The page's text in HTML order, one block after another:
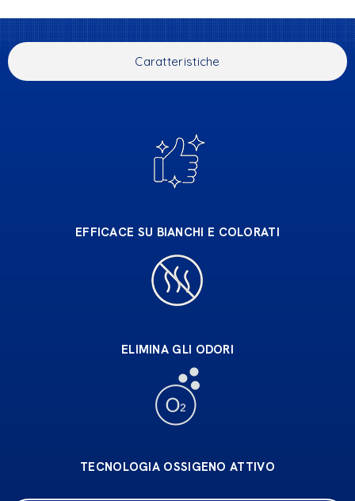
Caratteristiche
EFFICACE SU BIANCHI E COLORATI
ELIMINA GLI ODORI
TECNOLOGIA OSSIGENO ATTIVO